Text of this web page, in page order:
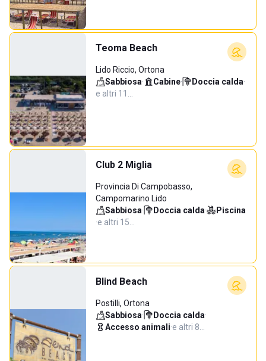
Teoma Beach
Lido Riccio, Ortona
Sabbiosa· Cabine· Doccia calda·
e altri 11…
Club 2 Miglia
Provincia Di Campobasso,
Campomarino Lido
Sabbiosa· Doccia calda·
Piscina
·e altri 15…
Blind Beach
Postilli, Ortona
Sabbiosa· Doccia calda·
Accesso animali·e altri 8…